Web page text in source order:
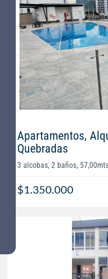
Apartamentos,
Quebradas
3 alcobas, 2 baños,
$1.350.000